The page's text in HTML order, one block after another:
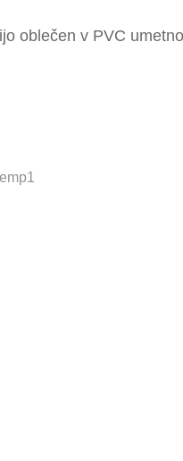
oblečen v PVC